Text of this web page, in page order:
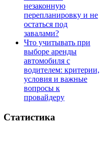
незаконную
перепланировку и не
остаться под
завалами?
Что учитывать при
выборе аренды
автомобиля с
водителем: критерии,
условия и важные
вопросы к
провайдеру
Статистика